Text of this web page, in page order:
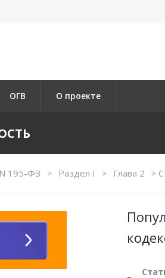
ОГВ О проекте
195-ФЗ > Раздел I > Глава 2 >